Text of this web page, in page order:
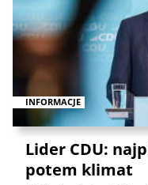
INFORMACJE
Lider CDU:
potem klimat